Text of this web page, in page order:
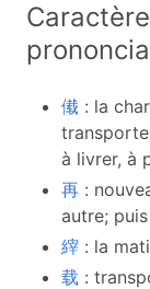
傤 : la
à livrer, à
再 :
autre;
縡 : la
载 :